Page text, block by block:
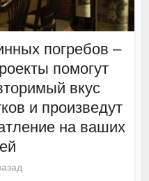
погребов –
помогут
вкус
и произведут
на ваших